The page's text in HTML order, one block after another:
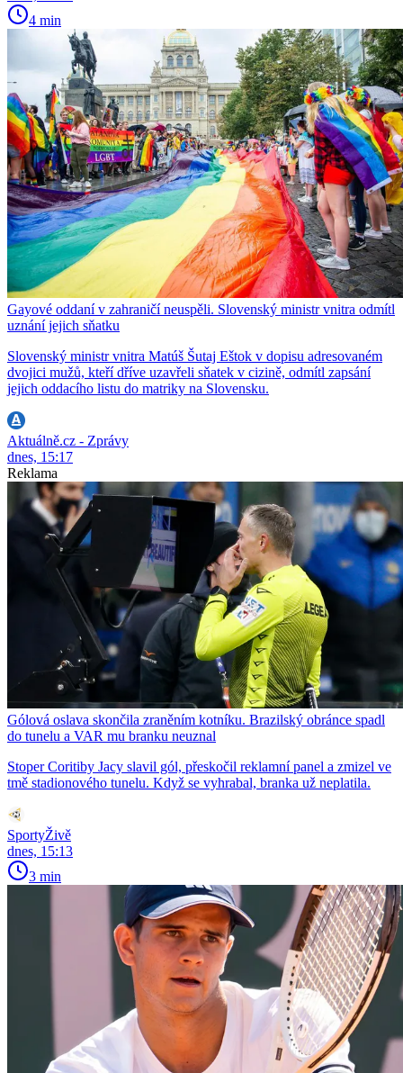
4 min
Gayové oddaní v zahraničí neuspěli. Slovenský ministr vnitra odmítl
uznání jejich sňatku
Slovenský ministr vnitra Matúš Šutaj Eštok v dopisu adresovaném
dvojici mužů, kteří dříve uzavřeli sňatek v cizině, odmítl zapsání
jejich oddacího listu do matriky na Slovensku.
Aktuálně.cz - Zprávy
dnes, 15:17
Reklama
Gólová oslava skončila zraněním kotníku. Brazilský obránce spadl
do tunelu a VAR mu branku neuznal
Stoper Coritiby Jacy slavil gól, přeskočil reklamní panel a zmizel ve
tmě stadionového tunelu. Když se vyhrabal, branka už neplatila.
SportyŽivě
dnes, 15:13
3 min